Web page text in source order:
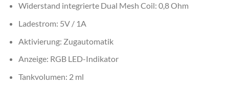
Widerstand integrierte Dual Mesh Coil: 0,8 Ohm
Ladestrom: 5V / 1A
Aktivierung: Zugautomatik
Anzeige: RGB LED-Indikator
Tankvolumen: 2 ml